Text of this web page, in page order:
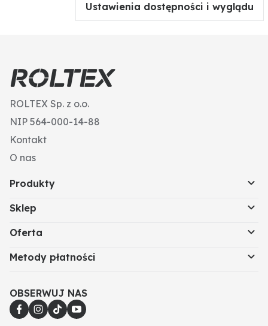
Ustawienia dostępności i wyglądu
ROLTEX Sp. z o.o.
NIP 564-000-14-88
Kontakt
O nas
Produkty
Sklep
Oferta
Metody płatności
OBSERWUJ NAS